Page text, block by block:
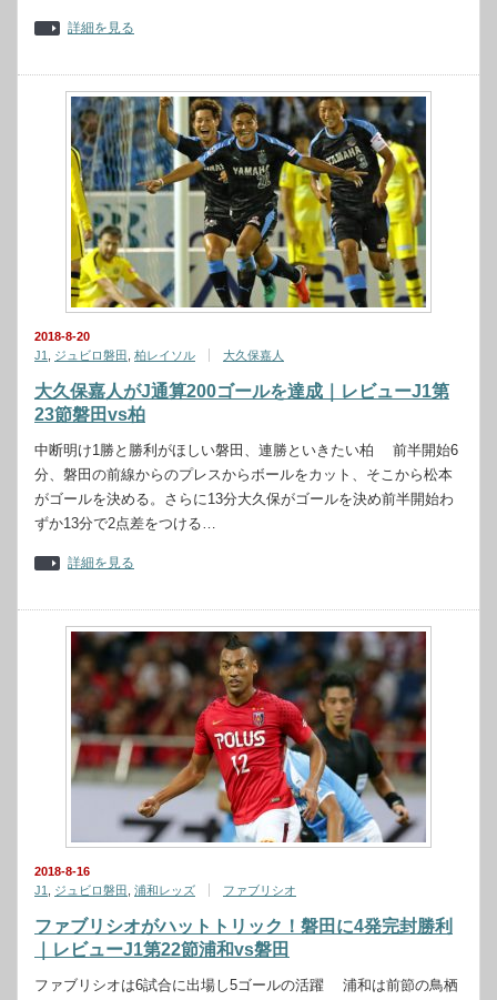
詳細を見る
2018-8-20
J1
ジュビロ磐田 柏レイソル 大久保嘉人
大久保嘉人がJ通算200ゴールを達成｜レビューJ1第
23節磐田vs柏
中断明け1勝と勝利がほしい磐田、連勝といきたい柏 前半開始6
分、磐田の前線からのプレスからボールをカット、そこから松本
がゴールを決める。さらに13分大久保がゴールを決め前半開始わ
ずか13分で2点差をつける…
詳細を見る
2018-8-16
J1
ジュビロ磐田 浦和レッズ ファブリシオ
ファブリシオがハットトリック！磐田に4発完封勝利
｜レビューJ1第22節浦和vs磐田
ファブリシオは6試合に出場し5ゴールの活躍 浦和は前節の鳥栖